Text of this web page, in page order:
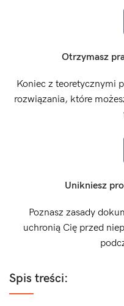
Otrzymasz
Koniec z teoretycznymi
rozwiązania, które
Unikniesz
Poznasz zasady
uchronią Cię przed
Spis treści: